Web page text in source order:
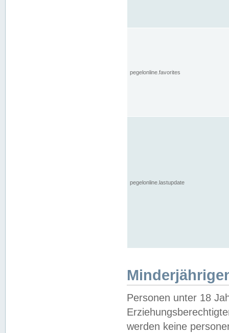
pegelonline.favorites
pegelonline.lastupdate
Personen unter 18
werden keine